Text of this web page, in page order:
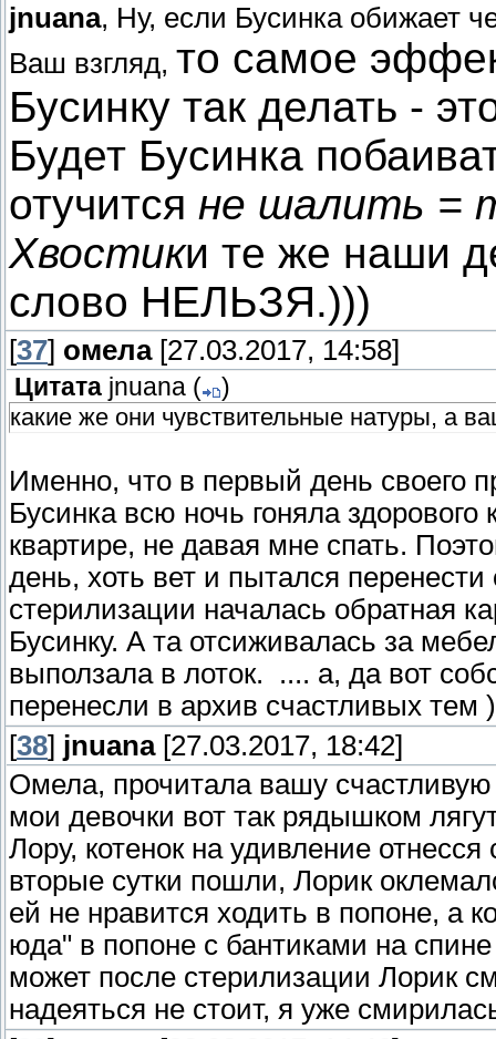
jnuana, Ну, если Бусинка обижает
Ваш взгляд, то самое
Бусинку так делать -
Будет Бусинка
отучится не шалить =
Хвостики те же наши
слово НЕЛЬЗЯ.)))
[37] омела[27.03.2017, 14:58]
Цитата jnuana (
)
какие же они чувствительные натуры, а
Именно, что в первый день своего
Бусинка всю ночь гоняла
квартире, не давая мне спать.
день, хоть вет и пытался
стерилизации началась обратная
Бусинку. А та отсиживалась за
выползала в лоток. .... а, да вот
перенесли в архив счастливых
[38] jnuana[27.03.2017, 18:42]
Омела, прочитала вашу
мои девочки вот так рядышком
Лору, котенок на удивление
вторые сутки пошли, Лорик
ей не нравится ходить в попоне, а
юда" в попоне с бантиками на
может после стерилизации Лорик
надеяться не стоит, я уже